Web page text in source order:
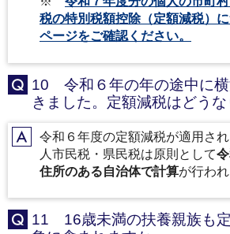
税の特別税額控除（定額減税）
ページをご確認ください。
Q
10 令和６年の年の途中に横
きました。定額減税はどうな
A令和６年度の定額減税が適用さ
人市民税・県民税は原則として
住所のある自治体で計算が行われ
Q
11 16歳未満の扶養親族も